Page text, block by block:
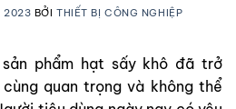
2023 BỞITHIẾT BỊ CÔNG NGHIỆP
phẩm hạt sấy khô đã trở
quan trọng và không thể